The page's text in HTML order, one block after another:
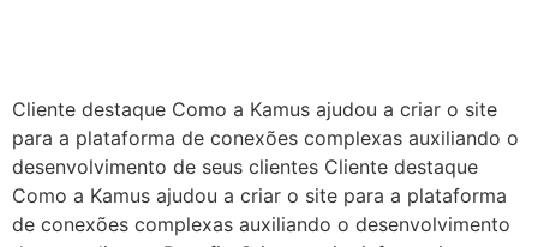
Cliente destaque Como a Kamus ajudou a criar o site
para a plataforma de conexões complexas auxiliando o
desenvolvimento de seus clientes Cliente destaque
Como a Kamus ajudou a criar o site para a plataforma
de conexões complexas auxiliando o desenvolvimento